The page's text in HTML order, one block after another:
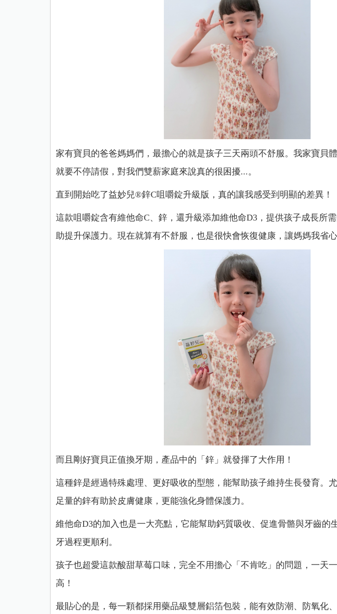
家有寶貝的爸爸媽媽們，最擔心的就是孩子三天兩頭不舒服。我家寶貝
就要不停請假，對我們雙薪家庭來說真的很困擾...。
直到開始吃了益妙兒®鋅C咀嚼錠升級版，真的讓我感受到明顯的差異！
這款咀嚼錠含有維他命C、鋅，還升級添加維他命D3，提供孩子成長所
助提升保護力。現在就算有不舒服，也是很快會恢復健康，讓媽媽我省心
而且剛好寶貝正值換牙期，產品中的「鋅」就發揮了大作用！
這種鋅是經過特殊處理、更好吸收的型態，能幫助孩子維持生長發育。
足量的鋅有助於皮膚健康，更能強化身體保護力。
維他命D3的加入也是一大亮點，它能幫助鈣質吸收、促進骨骼與牙齒的
牙過程更順利。
孩子也超愛這款酸甜草莓口味，完全不用擔心「不肯吃」的問題，一天
高！
最貼心的是，每一顆都採用藥品級雙層鋁箔包裝，能有效防潮、防氧化